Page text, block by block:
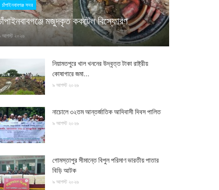
চাঁপাইনবাবগঞ্জ সদর
মজুদকৃত ককটেল বিস্ফোরণ
আগস্ট ২০২৬
নিয়ামতপুরে খাল খননের উদ্বৃত্ত টাকা রাষ্ট্রীয়
কোষাগারে জমা...
৯ আগস্ট ২০২৬
নাচোলে ৩২তম আন্তর্জাতিক আদিবাসী দিবস পালিত
৯ আগস্ট ২০২৬
গোমস্তাপুর সীমান্তে বিপুল পরিমাণ ভারতীয় পাতার
বিড়ি আটক
৯ আগস্ট ২০২৬